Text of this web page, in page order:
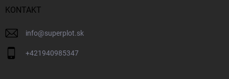
KONTAKT
info@superplot.sk
+421940985347